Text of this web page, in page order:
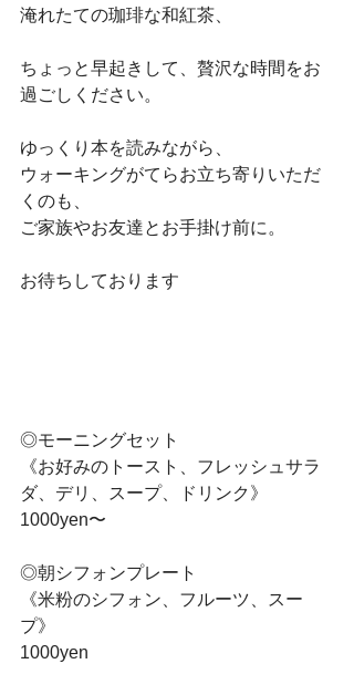
淹れたての珈琲な和紅茶、
ちょっと早起きして、贅沢な時間をお
過ごしください。
ゆっくり本を読みながら、
ウォーキングがてらお立ち寄りいただ
くのも、
ご家族やお友達とお手掛け前に。
お待ちしております
◎モーニングセット
《お好みのトースト、フレッシュサラ
ダ、デリ、スープ、ドリンク》
1000yen〜
◎朝シフォンプレート
《米粉のシフォン、フルーツ、スー
プ》
1000yen